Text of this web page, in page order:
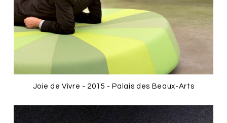
Joie de Vivre - 2015 - Palais des Beaux-Arts